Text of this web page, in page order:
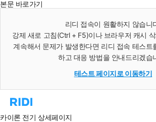
본문 바로가기
리디 접속이 원활하지 않습니
강제 새로 고침(Ctrl + F5)이나 브라우저 캐시
계속해서 문제가 발생한다면 리디 접속 테스트
하고 대응 방법을 안내드리겠습
테스트 페이지로 이동하기
리
홈
카이론 전기 상세페이지